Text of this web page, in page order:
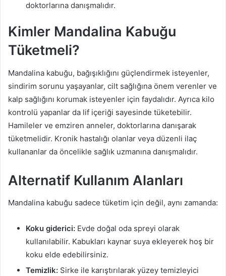
doktorlarına danışmalıdır.
Kimler Mandalina Kabuğu
Tüketmeli?
Mandalina kabuğu, bağışıklığını güçlendirmek isteyenler,
sindirim sorunu yaşayanlar, cilt sağlığına önem verenler ve
kalp sağlığını korumak isteyenler için faydalıdır. Ayrıca kilo
kontrolü yapanlar da lif içeriği sayesinde tüketebilir.
Hamileler ve emziren anneler, doktorlarına danışarak
tüketmelidir. Kronik hastalığı olanlar veya düzenli ilaç
kullananlar da öncelikle sağlık uzmanına danışmalıdır.
Alternatif Kullanım Alanları
Mandalina kabuğu sadece tüketim için değil, aynı zamanda:
Koku giderici: Evde doğal oda spreyi olarak
kullanılabilir. Kabukları kaynar suya ekleyerek hoş bir
koku elde edebilirsiniz.
Temizlik: Sirke ile karıştırılarak yüzey temizleyici